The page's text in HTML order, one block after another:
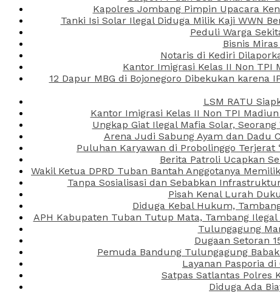
Kapolres Jombang Pimpin Upacara
Tanki Isi Solar Ilegal Diduga Milik Kaji WWN
Peduli Warga
Bisnis
Notaris di Kediri
Kantor Imigrasi Kelas II Non TPI
12 Dapur MBG di Bojonegoro Dibekukan karena
LSM RATU
Kantor Imigrasi Kelas II Non TPI
Ungkap Giat Ilegal Mafia Solar,
Arena Judi Sabung Ayam dan Dadu
Puluhan Karyawan di Probolinggo Terjerat
Berita Patroli Ucapkan
Wakil Ketua DPRD Tuban Bantah Anggotanya
Tanpa Sosialisasi dan Sebabkan
Pisah Kenal Lurah
Diduga Kebal Hukum,
APH Kabupaten Tuban Tutup Mata, Tambang
Tulungagung
Dugaan Setoran
Pemuda Bandung Tulungagung
Layanan Pasporia
Satpas Satlantas Polres
Diduga Ada